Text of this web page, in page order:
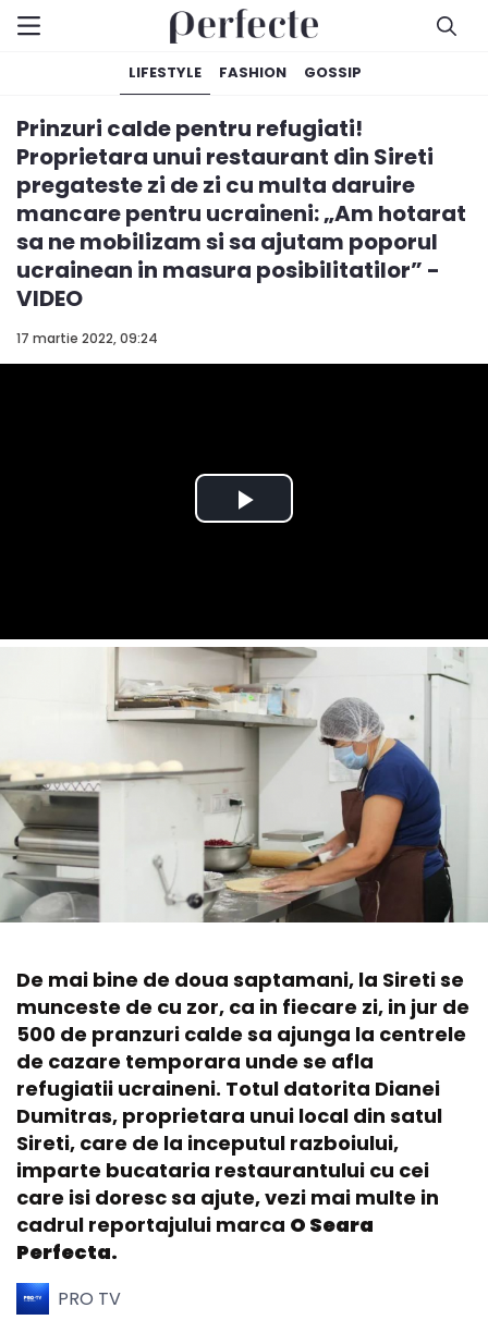
LIFESTYLE FASHION GOSSIP
17 martie 2022, 09:24
Prinzuri calde pentru refugiati!
Proprietara unui restaurant din Sireti
pregateste zi de zi cu multa daruire
mancare pentru ucraineni: „Am hotarat
sa ne mobilizam si sa ajutam poporul
ucrainean in masura posibilitatilor” -
VIDEO
De mai bine de doua saptamani, la Sireti se
munceste de cu zor, ca in fiecare zi, in jur de
500 de pranzuri calde sa ajunga la centrele
de cazare temporara unde se afla
refugiatii ucraineni. Totul datorita Dianei
Dumitras, proprietara unui local din satul
Sireti, care de la inceputul razboiului,
imparte bucataria restaurantului cu cei
care isi doresc sa ajute, vezi mai multe in
cadrul reportajului marca O Seara
Perfecta.
PRO TV